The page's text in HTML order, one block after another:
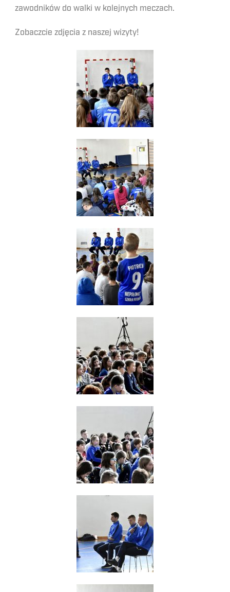
zawodników do walki w kolejnych meczach.
Zobaczcie zdjęcia z naszej wizyty!